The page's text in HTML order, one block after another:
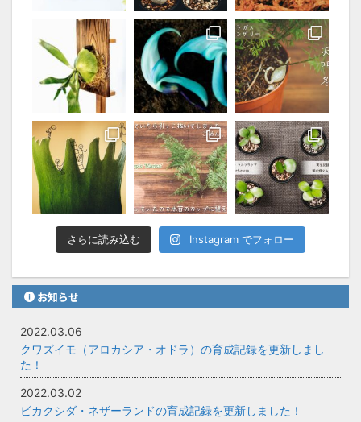
さらに読み込む Instagram でフォロー
お知らせ
2022.03.06
クワズイモ（アロカシア・オドラ）の育成記録を更新しまし
た！
2022.03.02
ビカクシダ・ネザーランドの育成記録を更新しました！